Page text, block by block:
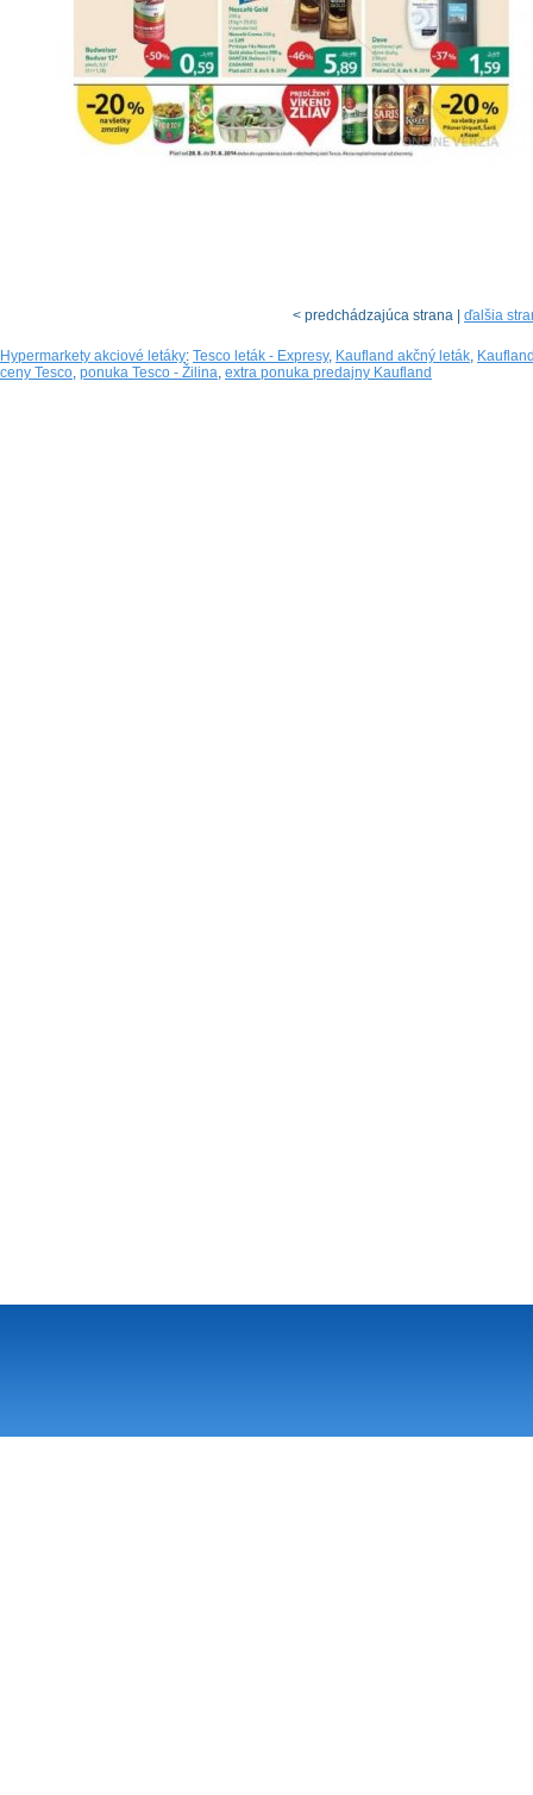
< predchádzajúca strana | ďalšia
Hypermarkety akciové letáky: Tesco leták - Expresy, Kaufland akčný leták,
ceny Tesco, ponuka Tesco - Žilina, extra ponuka predajny Kaufland